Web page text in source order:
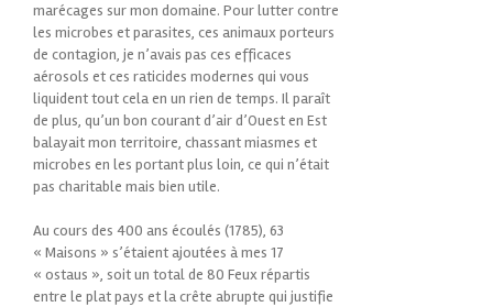
marécages sur mon domaine. Pour lutter contre
les microbes et parasites, ces animaux porteurs
de contagion, je n’avais pas ces efficaces
aérosols et ces raticides modernes qui vous
liquident tout cela en un rien de temps. Il paraît
de plus, qu’un bon courant d’air d’Ouest en Est
balayait mon territoire, chassant miasmes et
microbes en les portant plus loin, ce qui n’était
pas charitable mais bien utile.
Au cours des 400 ans écoulés (1785), 63
« Maisons » s’étaient ajoutées à mes 17
« ostaus », soit un total de 80 Feux répartis
entre le plat pays et la crête abrupte qui justifie